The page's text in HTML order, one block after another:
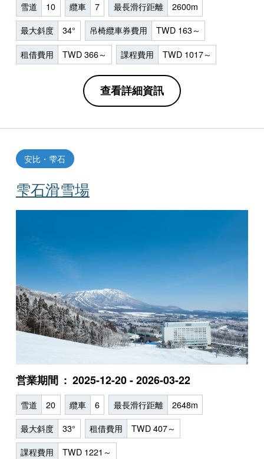
雪道 10 纜車 7 最長滑行距離 2600m
最大斜度 34° 吊椅纜車券費用 TWD 163～
租借費用 TWD 366～ 課程費用 TWD 1017～
查看詳細資訊
雫石滑雪場
安比・雫石
営業期間 2025-12-20 - 2026-03-22
雪道 20 纜車 6 最長滑行距離 2648m
最大斜度 33° 租借費用 TWD 407～
課程費用 TWD 1221～